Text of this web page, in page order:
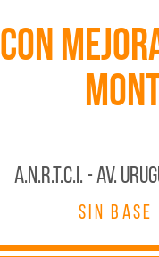
A.N.R.T.C.I. - AV.
SIN BASE